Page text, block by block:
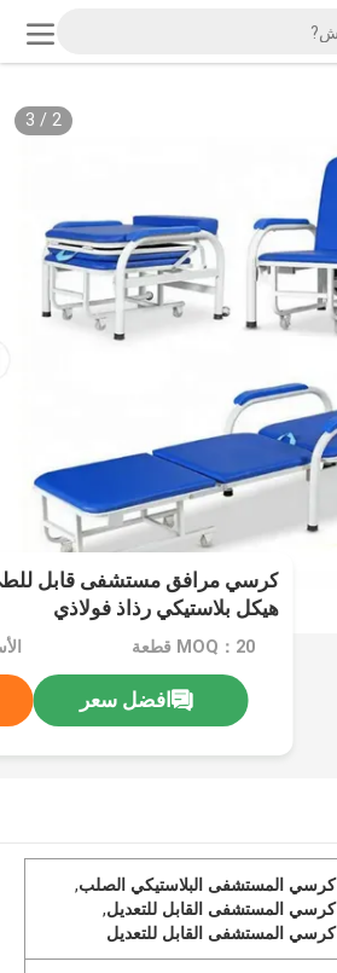
2
/
3
كرسي مرافق مستشفى قابل
هيكل بلاستيكي رذاذ فولاذي
MOQ：20 قطعة
افضل سعر
كرسي المستشفى البلاستيكي الصلب,
كرسي المستشفى القابل للتعديل,
كرسي المستشفى القابل للتعديل